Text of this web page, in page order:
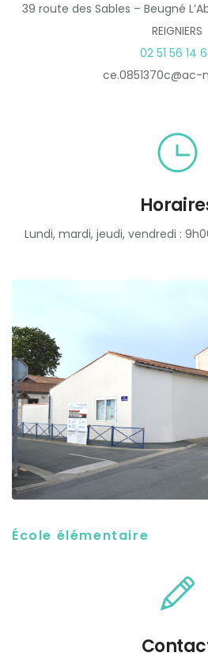
39 route des Sables – Beugné
REIGNIERS
02 51 56 14
ce.0851370c@ac-
Lundi, mardi, jeudi, vendredi :
École élémentaire